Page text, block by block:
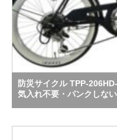
防災サイクル TPP-
気入れ不要・パンクしな